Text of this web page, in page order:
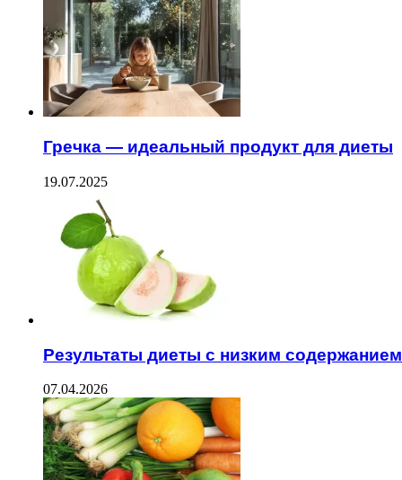
Гречка — идеальный продукт для диеты
19.07.2025
Результаты диеты с низким
07.04.2026